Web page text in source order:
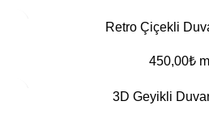
Retro Çiçekli
450,00₺
3D Geyikli Duvar